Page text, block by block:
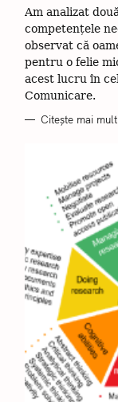
O
R
I
I
Am analizat
competențele
observat că
pentru o felie
acest lucru în
Comunicare.
Citește mai mult